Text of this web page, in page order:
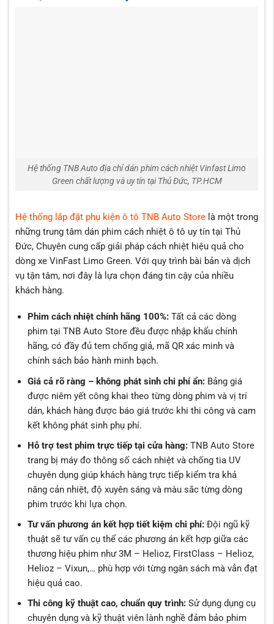
Hệ thống TNB Auto địa chỉ dán phim cách nhiệt Vinfast Limo
Green chất lượng và uy tín tại Thủ Đức, TP.HCM
Hệ thống lắp đặt phụ kiện ô tô TNB Auto Storelà một trong
những trung tâm dán phim cách nhiệt ô tô uy tín tại Thủ
Đức, Chuyên cung cấp giải pháp cách nhiệt hiệu quả cho
dòng xe VinFast Limo Green. Với quy trình bài bản và dịch
vụ tận tâm, nơi đây là lựa chọn đáng tin cậy của nhiều
khách hàng.
Phim cách nhiệt chính hãng 100%: Tất cả các dòng
phim tại TNB Auto Store đều được nhập khẩu chính
hãng, có đầy đủ tem chống giả, mã QR xác minh và
chính sách bảo hành minh bạch.
Giá cả rõ ràng – không phát sinh chi phí ẩn:Bảng giá
được niêm yết công khai theo từng dòng phim và vị trí
dán, khách hàng được báo giá trước khi thi công và cam
kết không phát sinh phụ phí.
Hỗ trợ test phim trực tiếp tại cửa hàng:TNB Auto Store
trang bị máy đo thông số cách nhiệt và chống tia UV
chuyên dụng giúp khách hàng trực tiếp kiểm tra khả
năng cản nhiệt, độ xuyên sáng và màu sắc từng dòng
phim trước khi lựa chọn.
Tư vấn phương án kết hợp tiết kiệm chi phí:Đội ngũ kỹ
thuật sẽ tư vấn cụ thể các phương án kết hợp giữa các
thương hiệu phim như 3M – Helioz, FirstClass – Helioz,
Helioz – Vixun,… phù hợp với từng ngân sách mà vẫn đạt
hiệu quả cao.
Thi công kỹ thuật cao, chuẩn quy trình:Sử dụng dụng cụ
chuyên dụng và kỹ thuật viên lành nghề đảm bảo phim